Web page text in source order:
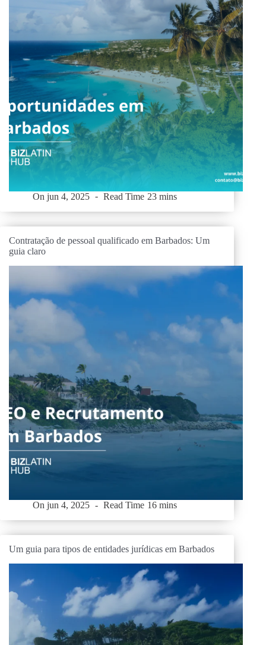
On jun 4, 2025 Read Time 23 mins
Contratação de pessoal qualificado em Barbados: Um
guia claro
On jun 4, 2025 Read Time 16 mins
Um guia para tipos de entidades jurídicas em Barbados